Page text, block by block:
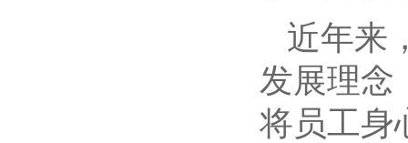
近年来
发展理念
将员工身